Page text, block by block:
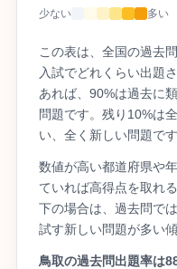
少ない 多い
この表は、全国の過去
入試でどれくらい出題
あれば、90%は過去に
問題です。残り10%は
い、全く新しい問題です
数値が高い都道府県や
ていれば高得点を取れ
下の場合は、過去問で
試す新しい問題が多い傾
鳥取の過去問出題率は